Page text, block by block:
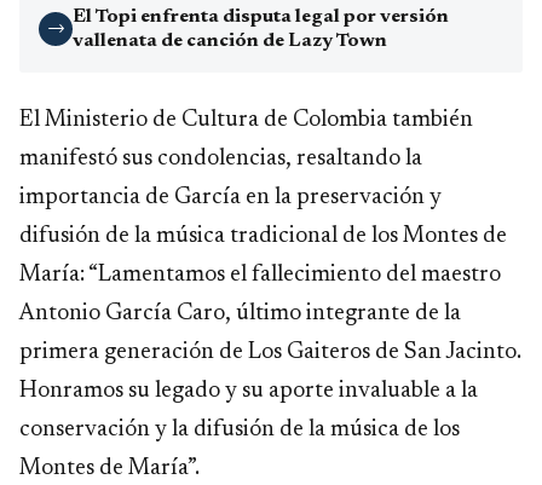
→
El Topi enfrenta disputa legal por versión
vallenata de canción de Lazy Town
El Ministerio de Cultura de Colombia también
manifestó sus condolencias, resaltando la
importancia de García en la preservación y
difusión de la música tradicional de los Montes de
María: “Lamentamos el fallecimiento del maestro
Antonio García Caro, último integrante de la
primera generación de Los Gaiteros de San Jacinto.
Honramos su legado y su aporte invaluable a la
conservación y la difusión de la música de los
Montes de María”.